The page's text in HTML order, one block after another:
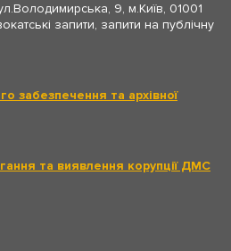
9, м.Київ, 01001
запити, запити на публічну
забезпечення та архівної
та виявлення корупції ДМС